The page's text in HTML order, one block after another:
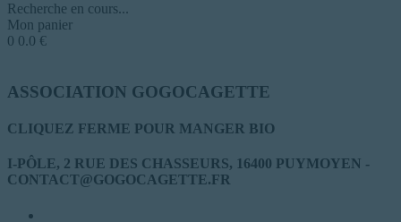
Recherche en cours...
Mon panier
0 0.0 €
ASSOCIATION GOGOCAGETTE
CLIQUEZ FERME POUR MANGER BIO
I-PÔLE, 2 RUE DES CHASSEURS, 16400 PUYMOYEN -
CONTACT@GOGOCAGETTE.FR